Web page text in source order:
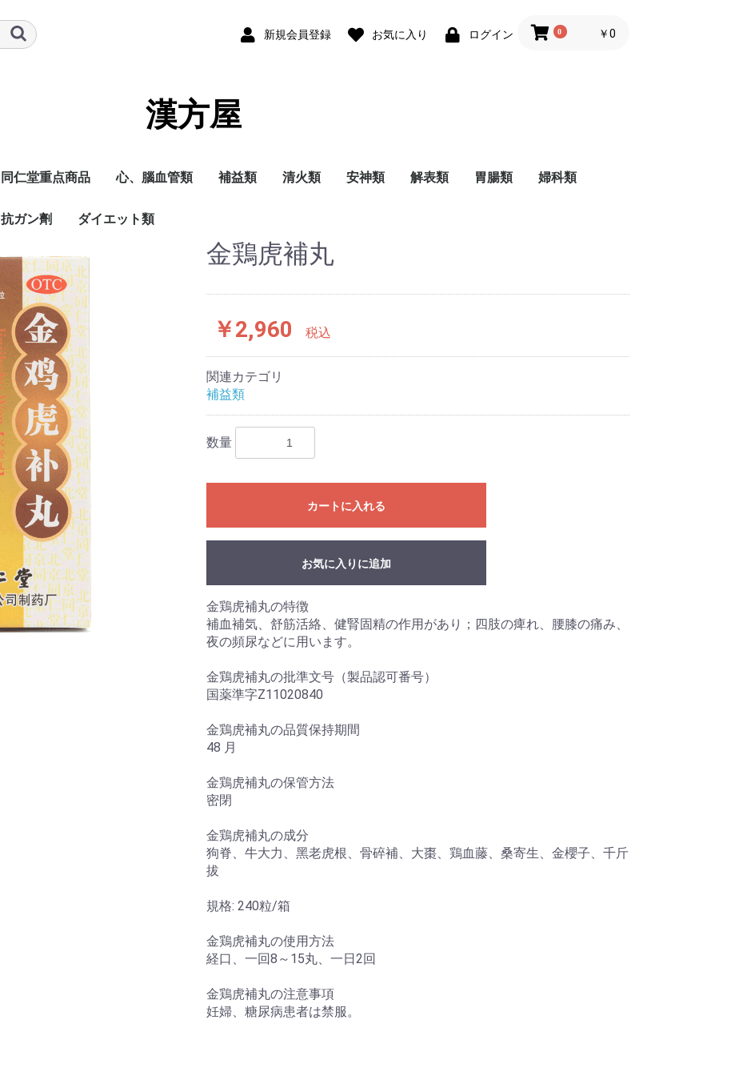
新規会員登録 お気に入り ログイン 0 ￥0
漢方屋
同仁堂重点商品 心、腦血管類 補益類 清火類 安神類 解表類 胃腸類 婦科類
抗ガン劑 ダイエット類
金鶏虎補丸
￥2,960 税込
関連カテゴリ
補益類
数量
カートに入れる
お気に入りに追加
金鶏虎補丸の特徴
補血補気、舒筋活絡、健腎固精の作用があり；四肢の痺れ、腰膝の痛み、
夜の頻尿などに用います。
金鶏虎補丸の批準文号（製品認可番号）
国薬準字Z11020840
金鶏虎補丸の品質保持期間
48 月
金鶏虎補丸の保管方法
密閉
金鶏虎補丸の成分
狗脊、牛大力、黑老虎根、骨碎補、大棗、鶏血藤、桑寄生、金櫻子、千斤
拔
規格: 240粒/箱
金鶏虎補丸の使用方法
経口、一回8～15丸、一日2回
金鶏虎補丸の注意事項
妊婦、糖尿病患者は禁服。